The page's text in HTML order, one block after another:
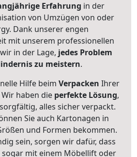
Erfahrung in der
von Umzügen von oder
Dank unserer engen
mit unserem professionellen
in der Lage, jedes Problem
zu meistern.
Hilfe beim Verpacken Ihrer
Wir haben die perfekte Lösung,
alles sicher verpackt.
Sie auch Kartonagen in
und Formen bekommen.
sein, sorgen wir dafür, dass
mit einem Möbellift oder